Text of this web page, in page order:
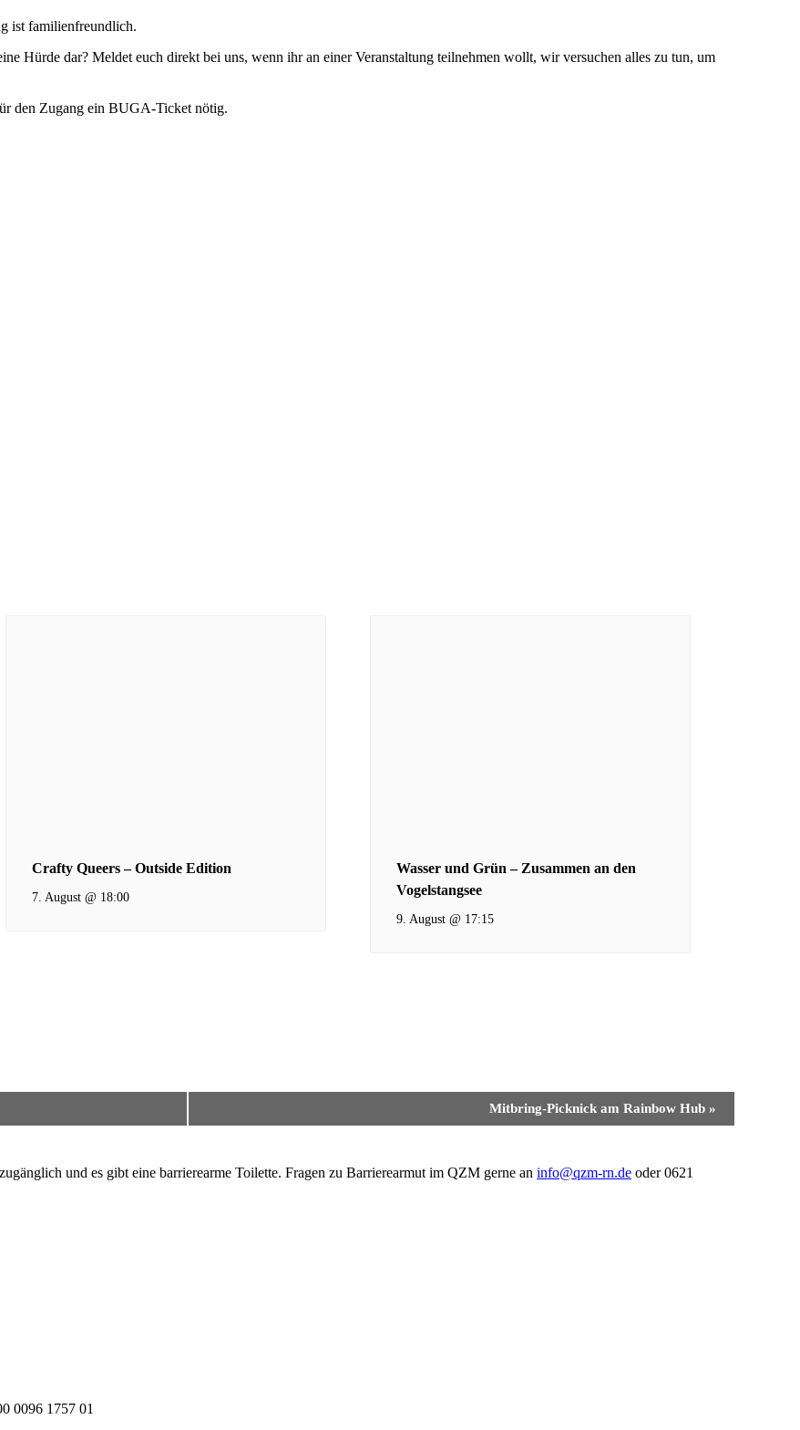
ist familienfreundlich.
Hürde dar? Meldet euch direkt bei uns, wenn ihr an einer Veranstaltung teilnehmen wollt, wir versuchen alles zu tun, um
den Zugang ein BUGA-Ticket nötig.
Crafty Queers – Outside Edition
7. August @ 18:00
Wasser und Grün – Zusammen an den
Vogelstangsee
9. August @ 17:15
Mitbring-Picknick am Rainbow Hub »
und es gibt eine barrierearme Toilette. Fragen zu Barrierearmut im QZM gerne an info@qzm-rn.de oder 0621
0096 1757 01